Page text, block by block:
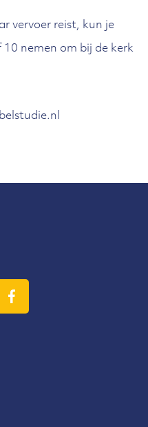
vervoer reist, kun je
nemen om bij de kerk